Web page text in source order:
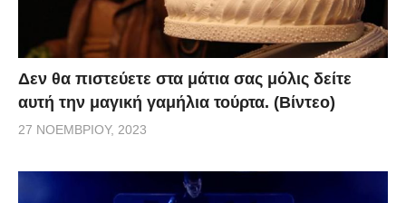
Δεν θα πιστεύετε στα μάτια σας μόλις δείτε
αυτή την μαγική γαμήλια τούρτα. (Βίντεο)
27 ΝΟΕΜΒΡΊΟΥ, 2023